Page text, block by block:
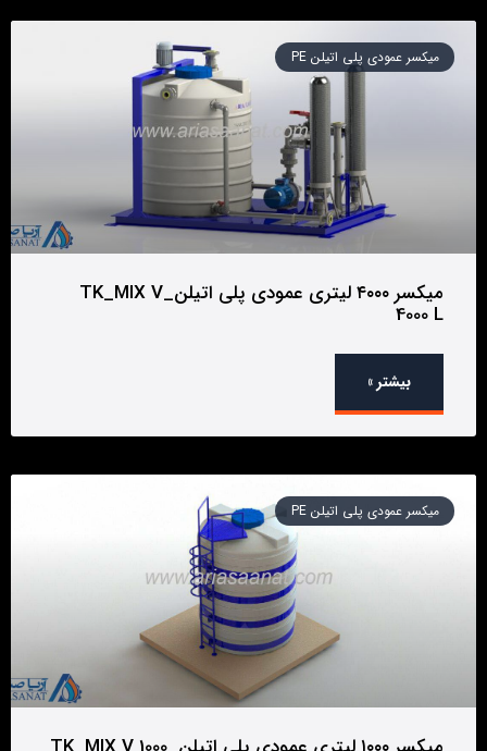
میکسر عمودی پلی اتیلن PE
میکسر ۴۰۰۰ لیتری عمودی پلی اتیلن_TK_MIX V
4000 L
بیشتر »
میکسر عمودی پلی اتیلن PE